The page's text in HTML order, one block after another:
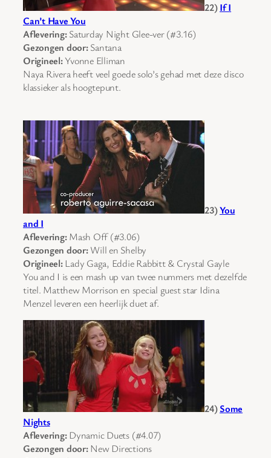
22)If I
Can’t Have You
Aflevering:Saturday Night Glee-ver (#3.16)
Gezongen door:Santana
Origineel:Yvonne Elliman
Naya Rivera heeft veel goede solo’s gehad met deze disco
klassieker als hoogtepunt.
23)You
and I
Aflevering:Mash Off (#3.06)
Gezongen door:Will en Shelby
Origineel:Lady Gaga, Eddie Rabbitt & Crystal Gayle
You and I is een mash up van twee nummers met dezelfde
titel. Matthew Morrison en special guest star Idina
Menzel leveren een heerlijk duet af.
24)Some
Nights
Aflevering:Dynamic Duets (#4.07)
Gezongen door:New Directions